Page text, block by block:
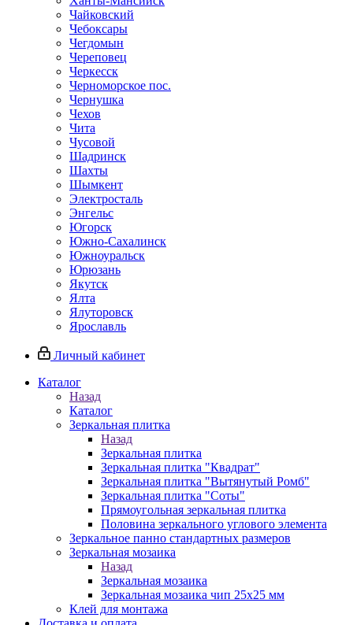
Чайковский
Чебоксары
Чегдомын
Череповец
Черкесск
Черноморское пос.
Чернушка
Чехов
Чита
Чусовой
Шадринск
Шахты
Шымкент
Электросталь
Энгельс
Югорск
Южно-Сахалинск
Южноуральск
Юрюзань
Якутск
Ялта
Ялуторовск
Ярославль
Личный кабинет
Каталог
Назад
Каталог
Зеркальная плитка
Назад
Зеркальная плитка
Зеркальная плитка "Квадрат"
Зеркальная плитка "Вытянутый Ромб"
Зеркальная плитка "Соты"
Прямоугольная зеркальная плитка
Половина зеркального углового элемента
Зеркальное панно стандартных размеров
Зеркальная мозаика
Назад
Зеркальная мозаика
Зеркальная мозаика чип 25х25 мм
Клей для монтажа